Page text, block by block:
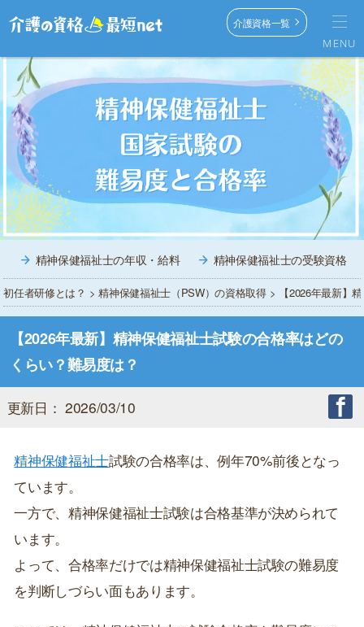
MENU
介護資格一覧
精神保健福祉士の年収・給料 精神保健福祉士の受験資格
初任者研修とは？ >精神保健福祉士（PSW）の資格取得 > 【2026年最新】
【2026年最新】精神保健福祉士試験の合格率はどの
くらい？難易度は？
更新日： 2026/03/10
精神保健福祉士試験の合格率は、例年70%前後となっ
ています。
一方で、精神保健福祉士試験は合格基準が決められて
います。
よって、合格率だけでは精神保健福祉士試験の難易度
を判断しづらい面もあります。